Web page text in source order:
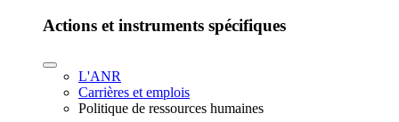
Actions et instruments spécifiques
L'ANR
Carrières et emplois
Politique de ressources humaines